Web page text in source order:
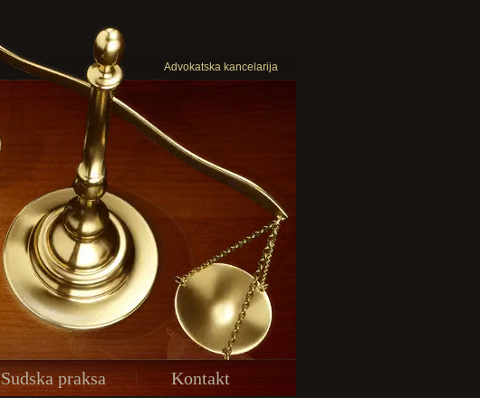
Advokatska kancelarija
Sudska praksa Kontakt